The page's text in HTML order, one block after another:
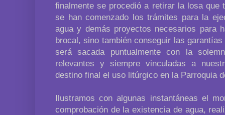
finalmente se procedió a retirar la losa que
se han comenzado los trámites para la
agua y demás proyectos necesarios para
brocal, sino también conseguir las
será sacada puntualmente con la
relevantes y siempre vinculadas a
destino final el uso litúrgico en la Parroquia
Ilustramos con algunas instantáneas el
comprobación de la existencia de agua,